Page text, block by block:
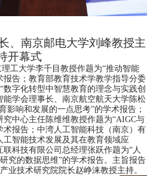
、南京邮电大学刘峰教授主
开幕式
工大学李千目教授作题为“推动智能
报告；教育部教育技术学教学指导分委
数字化转型中智慧教育的理念与实践创
能学会理事长、南京航空航天大学陈松
影响和发展的一点思考”的学术报告；
究中心主任陈维维教授作题为“AIGC与
术报告；中湾人工智能科技（南京）有
工智能技术发展及其在教育领域应
科技有限公司总经理张跃作题为“人
究的数据思维”的学术报告。 主旨报告
业技术研究院院长赵峥涞教授主持。